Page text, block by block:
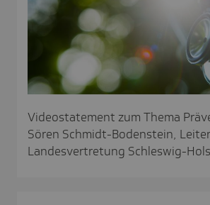
Videostatement zum Thema
Sören Schmidt-Bodenstein,
Landesvertretung Schleswig-